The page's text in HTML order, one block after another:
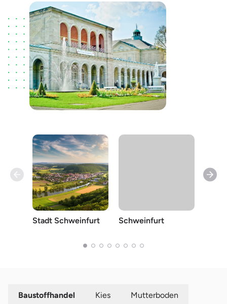
Stadt Schweinfurt Schweinfurt
Baustoffhandel Kies Mutterboden